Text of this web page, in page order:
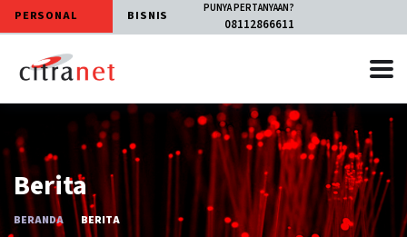
PERSONAL BISNIS PUNYA PERTANYAAN?
08112866611
Berita
BERANDA BERITA